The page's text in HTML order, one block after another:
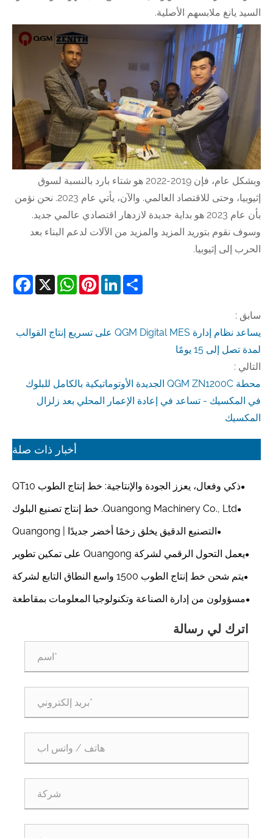
السيد يانغ ملابسهم الأصلية.
وبشكل عام، فإن 2019-2022 هو شتاء بارد بالنسبة لسوق
إثيوبيا، وحتى للاقتصاد العالمي. والآن، يأتي عام 2023. نحن نؤمن
بأن عام 2023 هو بداية جديدة لازدهار اقتصادي عالمي جديد.
وسوف نقوم بتوريد المزيد والمزيد من الآلات لدعم البناء بعد
الحرب إلى إثيوبيا.
X
WhatsAppPinterestLinkedInShare
سابق :
يساعد نظام إدارة QGM Digital MES على تسريع إنتاج القوالب
لمدة تصل إلى 15 يومًا
التالي :
محطة QGM ZN1200C الجديدة الأوتوماتيكية بالكامل للبلوك
في المكسيك - تساعد في إعادة الإعمار المحلي بعد زلزال
المكسيك
أخبار ذات صلة
ذكي وفعال، يعزز الجودة والإنتاجية: خط إنتاج الطوب QT10
الجديد التابع لشركة Quangong Machinery Co., Ltd. يُحدث
ضجة كبيرة
Quangong Machinery Co., Ltd. خط إنتاج تصنيع البلوك
عالي السرعة QT10 يضع معيارًا جديدًا للتميز في التصنيع الذكي
التصنيع الدقيق يخلق زخمًا أخضر جديدًا | Quangong
Machinery Co., Ltd. خط إنتاج الطوب T9 يتميز بالقوة المتميزة
يعمل التحول الرقمي لشركة Quangong على تمكين تطوير
المؤسسات عالية الجودة
يتم شحن خط إنتاج الطوب 1500 واسع النطاق التابع لشركة
Quangong Machinery إلى الخارج مرة أخرى
مسؤولون من إدارة الصناعة وتكنولوجيا المعلومات بمقاطعة
اترك لي رسالة